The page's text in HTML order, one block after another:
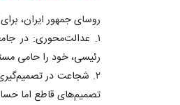
روسای جمهور ایران،
۱. عدالت‌محوری: در
رئیسی، خود را حامی
۲. شجاعت در
تصمیم‌های قاطع اما